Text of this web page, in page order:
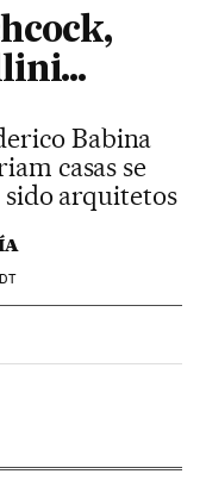
Babina
casas se
arquitetos